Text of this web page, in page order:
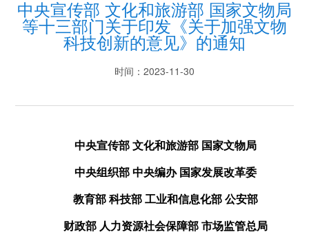
中央宣传部 文化和旅游部 国家文物局
等十三部门关于印发《关于加强文物
科技创新的意见》的通知
时间：2023-11-30
中央宣传部 文化和旅游部 国家文物局
中央组织部 中央编办 国家发展改革委
教育部 科技部 工业和信息化部 公安部
财政部 人力资源社会保障部 市场监管总局